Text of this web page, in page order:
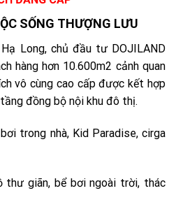
SỐNG THƯỢNG LƯU
Long, chủ đầu tư DOJILAND
hàng hơn 10.600m2 cảnh quan
vô cùng cao cấp được kết hợp
đồng bộ nội khu đô thị.
trong nhà, Kid Paradise, cirga
thư giãn, bể bơi ngoài trời, thác